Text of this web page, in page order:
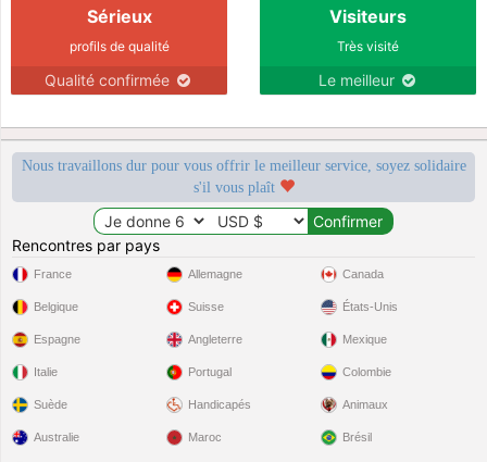
Sérieux
profils de qualité
Qualité confirmée
Visiteurs
Très visité
Le meilleur
Nous travaillons dur pour vous offrir le meilleur service, soyez solidaire
s'il vous plaît
Rencontres par pays
France
Belgique
Espagne
Italie
Suède
Allemagne
Suisse
Angleterre
Portugal
Handicapés
Canada
États-Unis
Mexique
Colombie
Animaux
Australie Maroc Brésil